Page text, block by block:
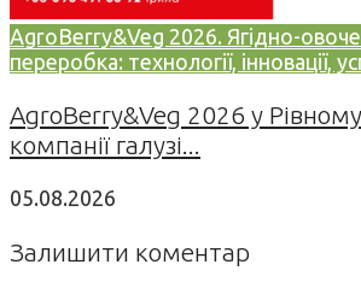
AgroBerry&Veg 2026. Ягідно-
переробка: технології, інновації,
AgroBerry&Veg 2026 у
компанії галузі...
05.08.2026
Залишити коментар